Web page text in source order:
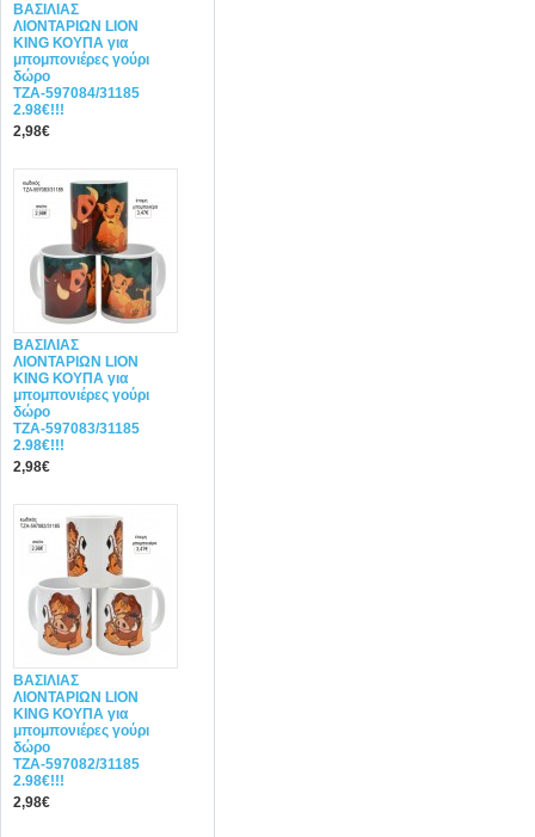
ΒΑΣΙΛΙΑΣ
ΛΙΟΝΤΑΡΙΩΝ LION
KING ΚΟΥΠΑ για
μπομπονιέρες γούρι
δώρο
ΤΖΑ-597084/31185
2.98€!!!
2,98€
ΒΑΣΙΛΙΑΣ
ΛΙΟΝΤΑΡΙΩΝ LION
KING ΚΟΥΠΑ για
μπομπονιέρες γούρι
δώρο
ΤΖΑ-597083/31185
2.98€!!!
2,98€
ΒΑΣΙΛΙΑΣ
ΛΙΟΝΤΑΡΙΩΝ LION
KING ΚΟΥΠΑ για
μπομπονιέρες γούρι
δώρο
ΤΖΑ-597082/31185
2.98€!!!
2,98€